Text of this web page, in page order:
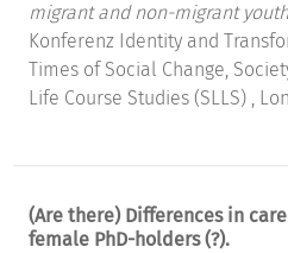
migrant and non-migrant
Konferenz Identity and
Times of Social Change,
Life Course Studies (SLLS) ,
(Are there) Differences in
female PhD-holders (?).